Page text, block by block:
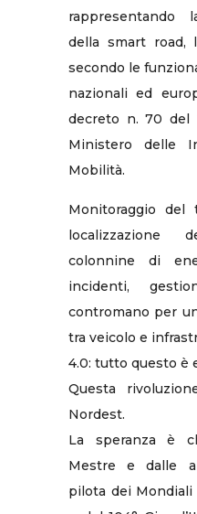
rappresentando
della smart road,
secondo le
nazionali ed
decreto n. 70 del
Ministero delle
Mobilità.
Monitoraggio del
localizzazione
colonnine di
incidenti,
contromano per
tra veicolo e
4.0: tutto questo è
Questa
Nordest.
La speranza è
Mestre e dalle
pilota dei Mondiali